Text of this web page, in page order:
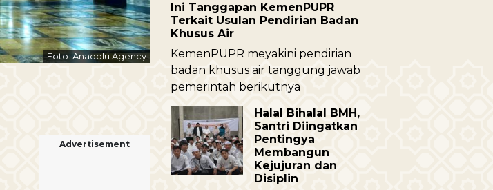
Foto: Anadolu Agency
Advertisement
Ini Tanggapan KemenPUPR
Terkait Usulan Pendirian Badan
Khusus Air
KemenPUPR meyakini pendirian
badan khusus air tanggung jawab
pemerintah berikutnya
Halal Bihalal BMH,
Santri Diingatkan
Pentingya
Membangun
Kejujuran dan
Disiplin